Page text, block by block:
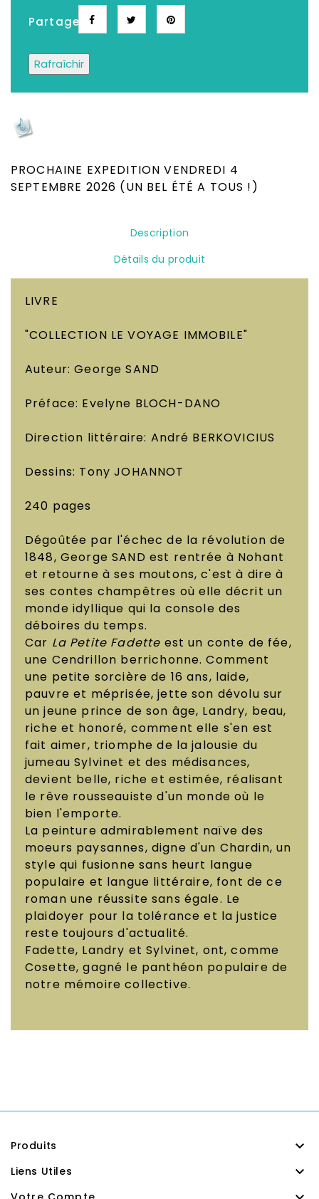
Partager
PROCHAINE EXPEDITION VENDREDI 4
SEPTEMBRE 2026 (UN BEL ÉTÉ A TOUS !)
Description
Détails du produit
LIVRE
"COLLECTION LE VOYAGE IMMOBILE"
Auteur: George SAND
Préface: Evelyne BLOCH-DANO
Direction littéraire: André BERKOVICIUS
Dessins: Tony JOHANNOT
240 pages
Dégoûtée par l'échec de la révolution de
1848, George SAND est rentrée à Nohant
et retourne à ses moutons, c'est à dire à
ses contes champêtres où elle décrit un
monde idyllique qui la console des
déboires du temps.
Car La Petite Fadette est un conte de fée,
une Cendrillon berrichonne. Comment
une petite sorcière de 16 ans, laide,
pauvre et méprisée, jette son dévolu sur
un jeune prince de son âge, Landry, beau,
riche et honoré, comment elle s'en est
fait aimer, triomphe de la jalousie du
jumeau Sylvinet et des médisances,
devient belle, riche et estimée, réalisant
le rêve rousseauiste d'un monde où le
bien l'emporte.
La peinture admirablement naïve des
moeurs paysannes, digne d'un Chardin, un
style qui fusionne sans heurt langue
populaire et langue littéraire, font de ce
roman une réussite sans égale. Le
plaidoyer pour la tolérance et la justice
reste toujours d'actualité.
Fadette, Landry et Sylvinet, ont, comme
Cosette, gagné le panthéon populaire de
notre mémoire collective.
Produits 
Liens Utiles 